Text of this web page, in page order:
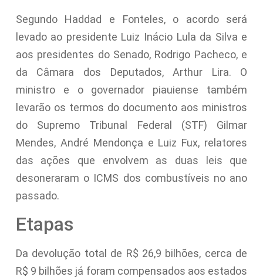
Segundo Haddad e Fonteles, o acordo será
levado ao presidente Luiz Inácio Lula da Silva e
aos presidentes do Senado, Rodrigo Pacheco, e
da Câmara dos Deputados, Arthur Lira. O
ministro e o governador piauiense também
levarão os termos do documento aos ministros
do Supremo Tribunal Federal (STF) Gilmar
Mendes, André Mendonça e Luiz Fux, relatores
das ações que envolvem as duas leis que
desoneraram o ICMS dos combustíveis no ano
passado.
Etapas
Da devolução total de R$ 26,9 bilhões, cerca de
R$ 9 bilhões já foram compensados aos estados